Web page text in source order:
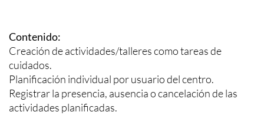
Contenido:
Creación de actividades/talleres como tareas de
cuidados.
Planificación individual por usuario del centro.
Registrar la presencia, ausencia o cancelación de las
actividades planificadas.